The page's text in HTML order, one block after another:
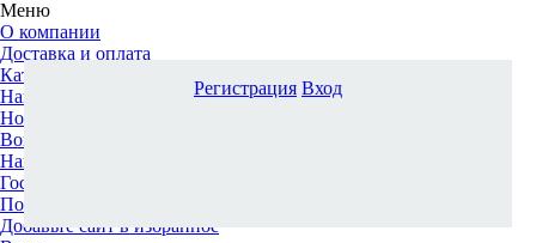
Меню
О компании
Доставка и оплата
Каталог
Наши офисы
Новости и новинки
Вопрос-ответ
Наша команда
Гос. заказчикам
Поставщикам
Добавьте сайт в избранное
Регистрация Вход